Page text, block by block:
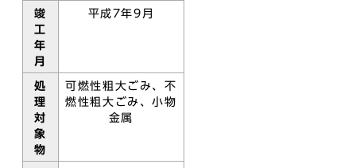
竣
工
年
月
平成7年9月
処
理
対
象
物
可燃性粗大ごみ、不
燃性粗大ごみ、小物
金属